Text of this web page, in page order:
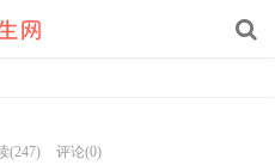
(247) 评论(0)